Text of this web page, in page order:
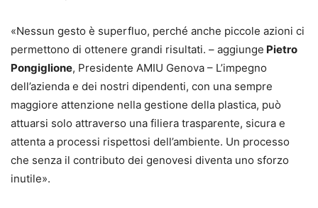
«Nessun gesto è superfluo, perché anche piccole azioni ci
permettono di ottenere grandi risultati. – aggiunge Pietro
Pongiglione, Presidente AMIU Genova – L’impegno
dell’azienda e dei nostri dipendenti, con una sempre
maggiore attenzione nella gestione della plastica, può
attuarsi solo attraverso una filiera trasparente, sicura e
attenta a processi rispettosi dell’ambiente. Un processo
che senza il contributo dei genovesi diventa uno sforzo
inutile».